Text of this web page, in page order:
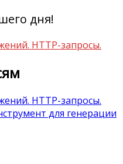
дня!
HTTP-запросы.
HTTP-запросы.
для генерации